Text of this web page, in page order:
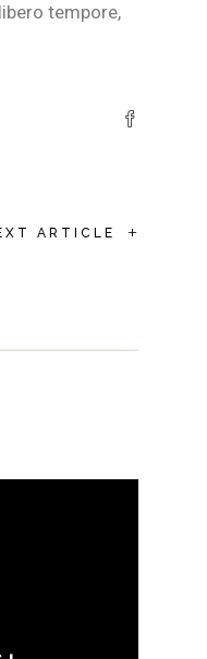
tempore,
ARTICLE +